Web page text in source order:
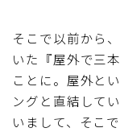
ブルベレポート
ブルベレポート
ブルベレポート
そこで以前から
いた『屋外で三
ことに。屋外と
ングと直結して
いまして、そこ